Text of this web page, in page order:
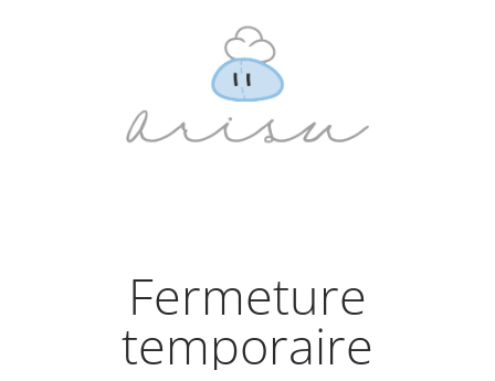
Fermeture
temporaire